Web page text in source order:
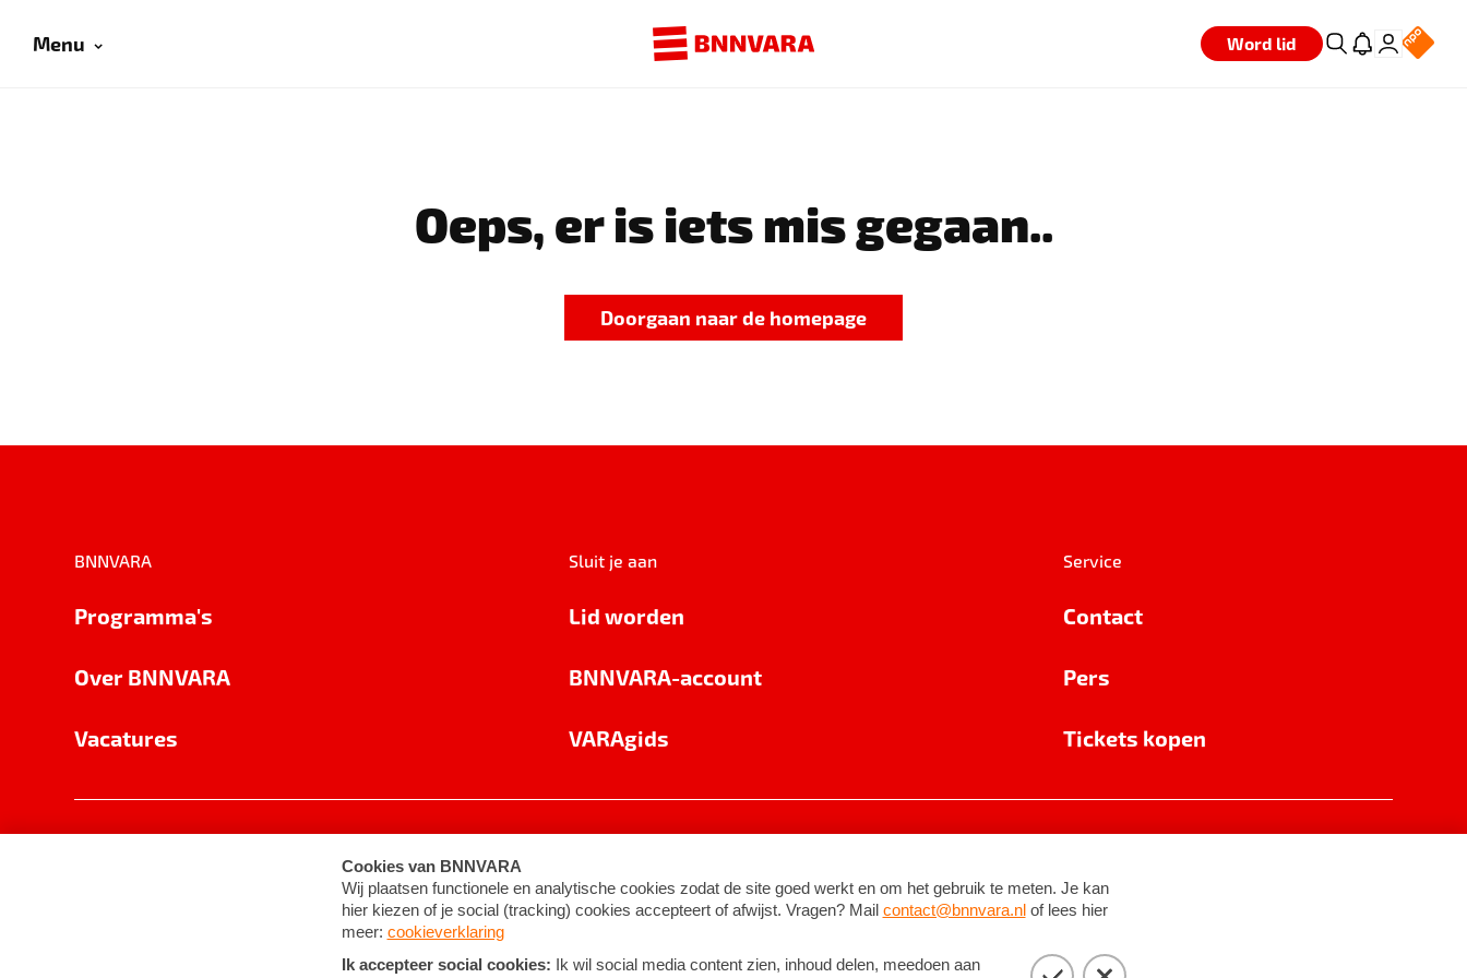
Menu Word lid
Oeps, er is iets mis gegaan..
Doorgaan naar de homepage
BNNVARA
Programma's
Over BNNVARA
Vacatures
Sluit je aan
Lid worden
BNNVARA-account
VARAgids
Service
Contact
Pers
Tickets kopen
Cookie-instellingen Algemene voorwaarden ©2026BNNVARA